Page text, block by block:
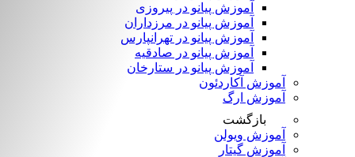
آموزش پیانو در پیروزی
آموزش پیانو در مرزداران
آموزش پیانو در تهرانپارس
آموزش پیانو در صادقیه
آموزش پیانو در ستارخان
آموزش آکاردئون
آموزش ارگ
بازگشت
آموزش ویولن
آموزش گیتار